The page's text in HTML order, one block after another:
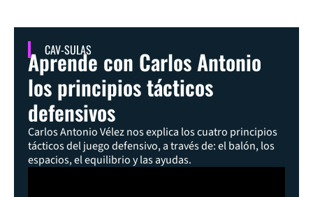
CAV-SULAS
Aprende con Carlos Antonio
los principios tácticos
defensivos
Carlos Antonio Vélez nos explica los cuatro principios
tácticos del juego defensivo, a través de: el balón, los
espacios, el equilibrio y las ayudas.